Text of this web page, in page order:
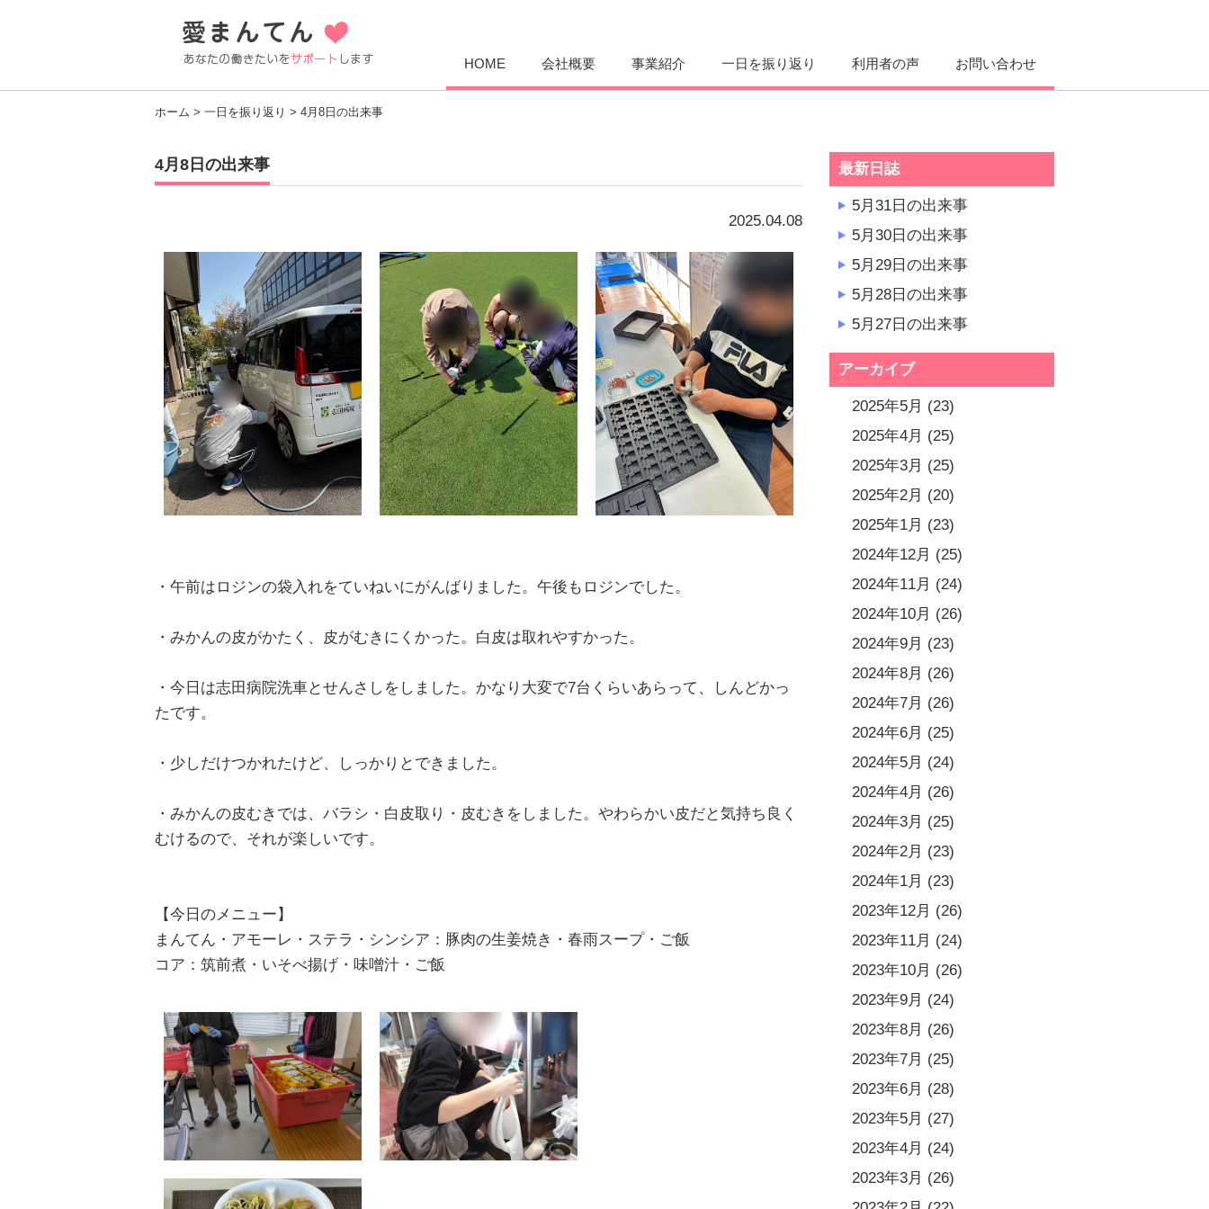
HOME 会社概要 事業紹介 一日を振り返り 利用者の声 お問い合わせ
ホーム > 一日を振り返り > 4月8日の出来事
4月8日の出来事
2025.04.08
・午前はロジンの袋入れをていねいにがんばりました。午後もロジンでした。
・みかんの皮がかたく、皮がむきにくかった。白皮は取れやすかった。
・今日は志田病院洗車とせんさしをしました。かなり大変で7台くらいあらって、しんどかっ
たです。
・少しだけつかれたけど、しっかりとできました。
・みかんの皮むきでは、バラシ・白皮取り・皮むきをしました。やわらかい皮だと気持ち良く
むけるので、それが楽しいです。
【今日のメニュー】
まんてん・アモーレ・ステラ・シンシア：豚肉の生姜焼き・春雨スープ・ご飯
コア：筑前煮・いそべ揚げ・味噌汁・ご飯
最新日誌
5月31日の出来事
5月30日の出来事
5月29日の出来事
5月28日の出来事
5月27日の出来事
アーカイブ
2025年5月 (23)
2025年4月 (25)
2025年3月 (25)
2025年2月 (20)
2025年1月 (23)
2024年12月 (25)
2024年11月 (24)
2024年10月 (26)
2024年9月 (23)
2024年8月 (26)
2024年7月 (26)
2024年6月 (25)
2024年5月 (24)
2024年4月 (26)
2024年3月 (25)
2024年2月 (23)
2024年1月 (23)
2023年12月 (26)
2023年11月 (24)
2023年10月 (26)
2023年9月 (24)
2023年8月 (26)
2023年7月 (25)
2023年6月 (28)
2023年5月 (27)
2023年4月 (24)
2023年3月 (26)